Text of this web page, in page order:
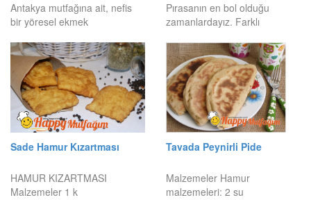
Antakya mutfağına ait, nefis
bir yöresel ekmek
Pırasanın en bol olduğu
zamanlardayız. Farklı
Sade Hamur Kızartması
HAMUR KIZARTMASI
Malzemeler 1 k
Tavada Peynirli Pide
Malzemeler Hamur
malzemeleri: 2 su